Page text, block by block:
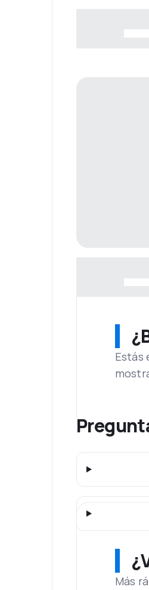
Estás
Más